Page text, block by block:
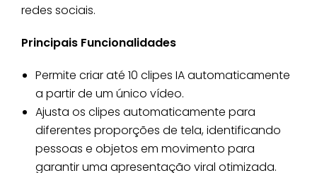
redes sociais.
Principais Funcionalidades
Permite criar até 10 clipes IA automaticamente
a partir de um único vídeo.
Ajusta os clipes automaticamente para
diferentes proporções de tela, identificando
pessoas e objetos em movimento para
garantir uma apresentação viral otimizada.